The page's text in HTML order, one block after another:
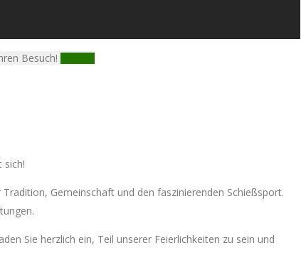
Besuch!
sich!
Gemeinschaft und den faszinierenden Schießsport.
Sie herzlich ein, Teil unserer Feierlichkeiten zu sein und